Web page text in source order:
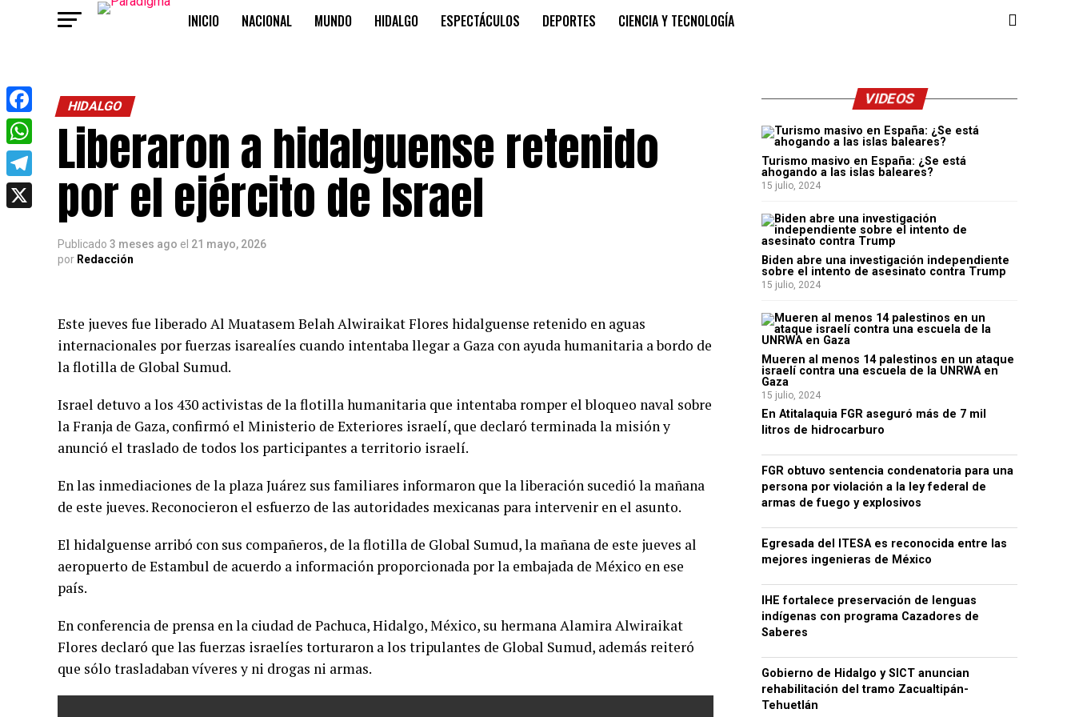
INICIO NACIONAL MUNDO HIDALGO ESPECTÁCULOS DEPORTES CIENCIA Y TECNOLOGÍA
HIDALGO
Liberaron a hidalguense retenido
por el ejército de Israel
Publicado 3 meses ago el 21 mayo, 2026
por Redacción
Este jueves fue liberado Al Muatasem Belah Alwiraikat Flores hidalguense retenido en aguas
internacionales por fuerzas isarealíes cuando intentaba llegar a Gaza con ayuda humanitaria a bordo de
la flotilla de Global Sumud.
Israel detuvo a los 430 activistas de la flotilla humanitaria que intentaba romper el bloqueo naval sobre
la Franja de Gaza, confirmó el Ministerio de Exteriores israelí, que declaró terminada la misión y
anunció el traslado de todos los participantes a territorio israelí.
En las inmediaciones de la plaza Juárez sus familiares informaron que la liberación sucedió la mañana
de este jueves. Reconocieron el esfuerzo de las autoridades mexicanas para intervenir en el asunto.
El hidalguense arribó con sus compañeros, de la flotilla de Global Sumud, la mañana de este jueves al
aeropuerto de Estambul de acuerdo a información proporcionada por la embajada de México en ese
país.
En conferencia de prensa en la ciudad de Pachuca, Hidalgo, México, su hermana Alamira Alwiraikat
Flores declaró que las fuerzas israelíes torturaron a los tripulantes de Global Sumud, además reiteró
que sólo trasladaban víveres y ni drogas ni armas.
VIDEOS
Turismo masivo en España: ¿Se está
ahogando a las islas baleares?
15 julio, 2024
Biden abre una investigación independiente
sobre el intento de asesinato contra Trump
15 julio, 2024
Mueren al menos 14 palestinos en un ataque
israelí contra una escuela de la UNRWA en
Gaza
15 julio, 2024
En Atitalaquia FGR aseguró más de 7 mil
litros de hidrocarburo
FGR obtuvo sentencia condenatoria para una
persona por violación a la ley federal de
armas de fuego y explosivos
Egresada del ITESA es reconocida entre las
mejores ingenieras de México
IHE fortalece preservación de lenguas
indígenas con programa Cazadores de
Saberes
Gobierno de Hidalgo y SICT anuncian
rehabilitación del tramo Zacualtipán-
Tehuetlán
Facebook
WhatsApp
Telegram